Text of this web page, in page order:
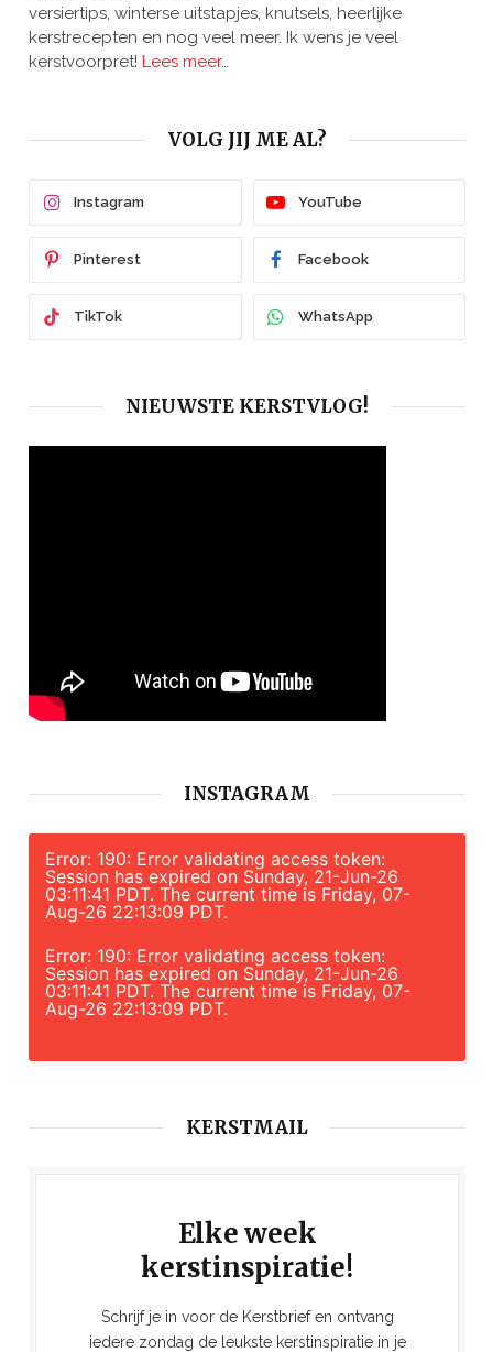
versiertips, winterse uitstapjes, knutsels, heerlijke
kerstrecepten en nog veel meer. Ik wens je veel
kerstvoorpret! Lees meer…
VOLG JIJ ME AL?
Instagram YouTube
Pinterest Facebook
TikTok WhatsApp
NIEUWSTE KERSTVLOG!
INSTAGRAM
Error: 190: Error validating access token:
Session has expired on Sunday, 21-Jun-26
03:11:41 PDT. The current time is Friday, 07-
Aug-26 22:13:09 PDT.
Error: 190: Error validating access token:
Session has expired on Sunday, 21-Jun-26
03:11:41 PDT. The current time is Friday, 07-
Aug-26 22:13:09 PDT.
KERSTMAIL
Elke week
kerstinspiratie!
Schrijf je in voor de Kerstbrief en ontvang
iedere zondag de leukste kerstinspiratie in je